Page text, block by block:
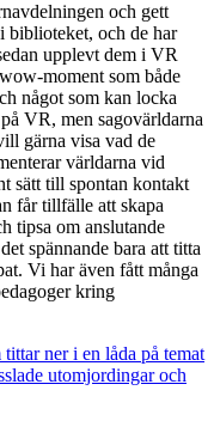
och gett
biblioteket, och de har
upplevt dem i VR
moment som både
något som kan locka
VR, men sagovärldarna
gärna visa vad de
världarna vid
sätt till spontan kontakt
får tillfälle att skapa
tipsa om anslutande
spännande bara att titta
Vi har även fått många
kring